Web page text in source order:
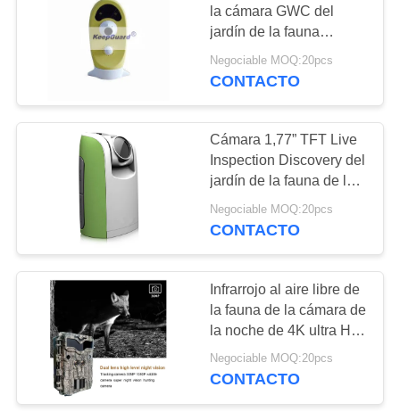
CONTACTA
NOTICIAS
SOLICITAR
CITA
MAPA
SITIO
cámara del rastro
4G
Cámara inalámbrica
del rastro
la cámara GWC del
jardín de la fauna
1280x1024 con Time
Lapse
Negociable MOQ:20pcs
CONTACTO
Cámara 1,77” TFT Live
Inspection Discovery del
jardín de la fauna de las
baterías 4AA
Negociable MOQ:20pcs
CONTACTO
Infrarrojo al aire libre de
la fauna de la cámara de
la noche de 4K ultra HD
de la caza de la cámara
impermeable del rastro
Negociable MOQ:20pcs
CONTACTO